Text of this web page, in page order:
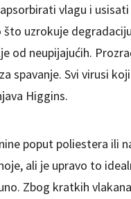
vlagu i
uzrokuje
od neupijajućih.
spavanje. Svi virusi
Higgins.
poput poliestera ili
ali je upravo to
Zbog kratkih